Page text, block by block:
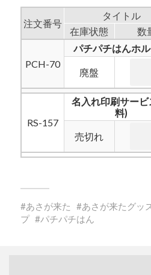
注文番号
タイトル
在庫状態 数
PCH-70
パチパチはんホ
廃盤
RS-157
名入れ印刷サービ
料)
売切れ
あさが来た あさが来たグッ
プ
パチパチはん